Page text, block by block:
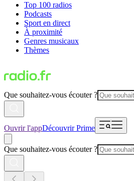
Top 100 radios
Podcasts
Sport en direct
À proximité
Genres musicaux
Thèmes
Que souhaitez-vous écouter ?
Ouvrir l'appDécouvrir Prime
Que souhaitez-vous écouter ?